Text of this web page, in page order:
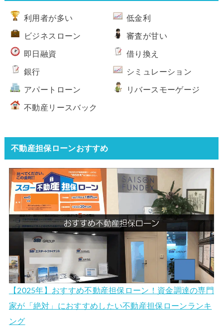
利用者が多い 低金利
ビジネスローン 審査が甘い
即日融資 借り換え
銀行 シミュレーション
アパートローン リバースモーゲージ
不動産リースバック
不動産担保ローンおすすめ
【2025年】おすすめ不動産担保ローン！資金調達の専門
家が「絶対」におすすめしたい不動産担保ローンランキ
ング